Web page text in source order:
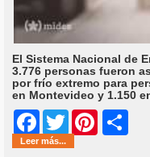
El Sistema Nacional de
3.776 personas fueron
por frío extremo para
en Montevideo y 1.150
Facebook
Twitter Pinterest
Leer más...